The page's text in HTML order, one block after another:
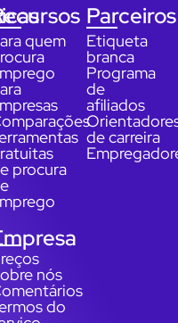
quem
procura
nós
do
Parceiros
Etiqueta
branca
Programa
de
afiliados
de carreira